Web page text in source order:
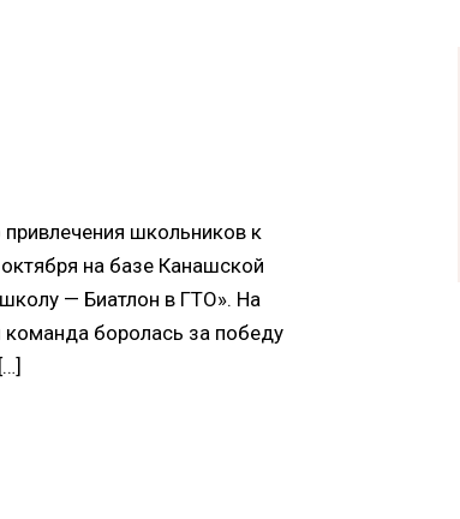
школьников к
на базе Канашской
— Биатлон в ГТО». На
боролась за победу